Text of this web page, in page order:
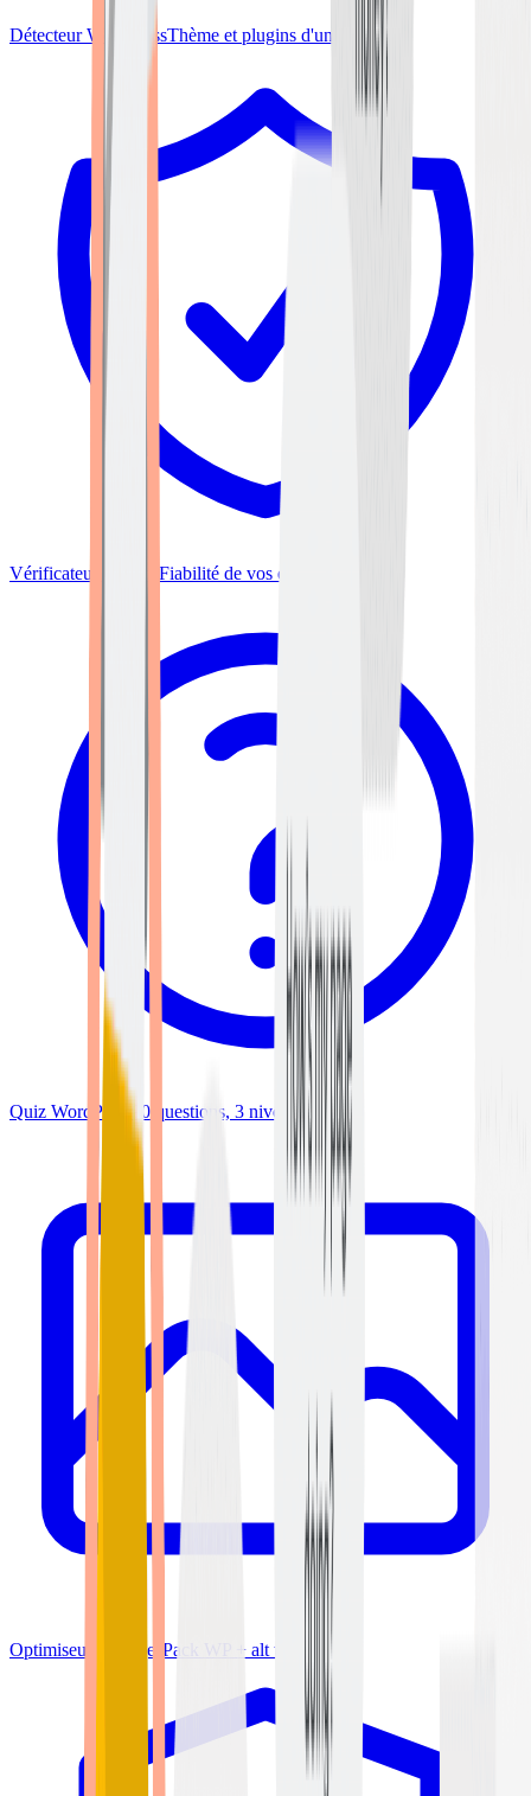
Détecteur WordPressThème et plugins d'un site
Vérificateur Plugins Fiabilité de vos extensions
Quiz WordPress90 questions, 3 niveaux
Optimiseur d'images Pack WP + alt text IA